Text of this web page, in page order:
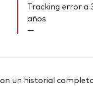
Tracking error a
años
—
un historial